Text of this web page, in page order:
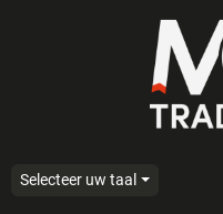
Selecteer uw taal